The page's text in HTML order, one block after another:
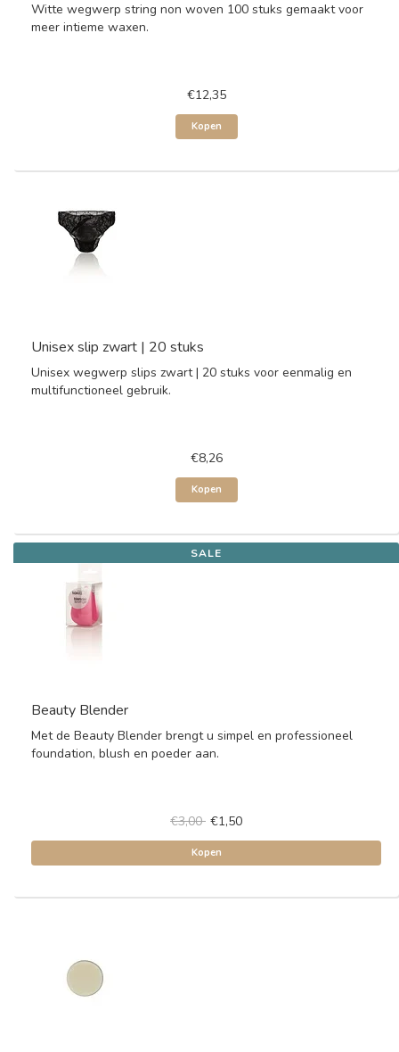
Witte wegwerp string non woven 100 stuks gemaakt voor
meer intieme waxen.
€12,35
Kopen
Unisex slip zwart | 20 stuks
Unisex wegwerp slips zwart | 20 stuks voor eenmalig en
multifunctioneel gebruik.
€8,26
Kopen
SALE
Beauty Blender
Met de Beauty Blender brengt u simpel en professioneel
foundation, blush en poeder aan.
€3,00 €1,50
Kopen